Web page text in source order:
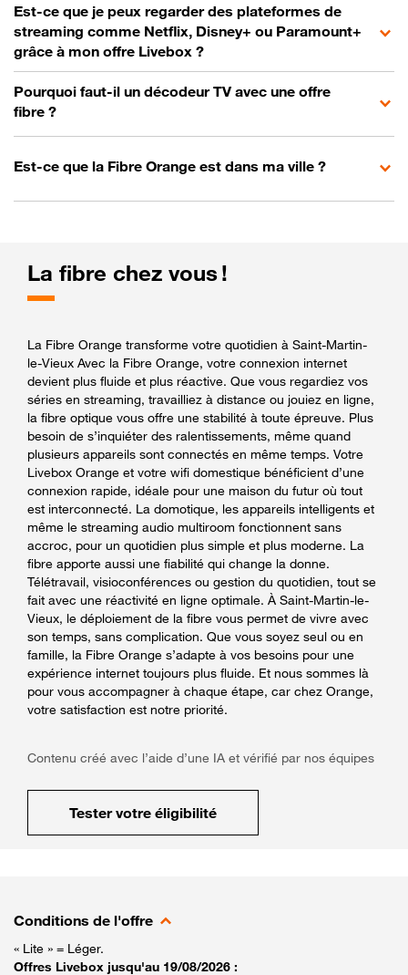
Est-ce que je peux regarder des plateformes de
streaming comme Netflix, Disney+ ou Paramount+
grâce à mon offre Livebox ?
Pourquoi faut-il un décodeur TV avec une offre
fibre ?
Est-ce que la Fibre Orange est dans ma ville ?
La fibre chez vous !
La Fibre Orange transforme votre quotidien à Saint-Martin-
le-Vieux Avec la Fibre Orange, votre connexion internet
devient plus fluide et plus réactive. Que vous regardiez vos
séries en streaming, travailliez à distance ou jouiez en ligne,
la fibre optique vous offre une stabilité à toute épreuve. Plus
besoin de s’inquiéter des ralentissements, même quand
plusieurs appareils sont connectés en même temps. Votre
Livebox Orange et votre wifi domestique bénéficient d’une
connexion rapide, idéale pour une maison du futur où tout
est interconnecté. La domotique, les appareils intelligents et
même le streaming audio multiroom fonctionnent sans
accroc, pour un quotidien plus simple et plus moderne. La
fibre apporte aussi une fiabilité qui change la donne.
Télétravail, visioconférences ou gestion du quotidien, tout se
fait avec une réactivité en ligne optimale. À Saint-Martin-le-
Vieux, le déploiement de la fibre vous permet de vivre avec
son temps, sans complication. Que vous soyez seul ou en
famille, la Fibre Orange s’adapte à vos besoins pour une
expérience internet toujours plus fluide. Et nous sommes là
pour vous accompagner à chaque étape, car chez Orange,
votre satisfaction est notre priorité.
Contenu créé avec l’aide d’une IA et vérifié par nos équipes
Tester votre éligibilité
Conditions de l'offre
« Lite » = Léger.
Offres Livebox jusqu'au 19/08/2026 :